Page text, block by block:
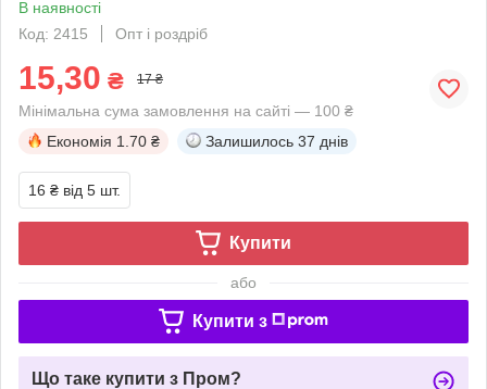
В наявності
Код: 2415
Опт і роздріб
15,30 ₴ 17 ₴
Мінімальна сума замовлення на сайті — 100 ₴
Економія 1.70 ₴ Залишилось 37 днів
16 ₴ від 5 шт.
Купити
або
Купити з
Що таке купити з Пром?